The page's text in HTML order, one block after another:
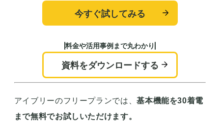
今すぐ試してみる
料金や活用事例まで丸わかり
資料をダウンロードする
アイブリーのフリープランでは、基本機能を30着電
まで無料でお試しいただけます。